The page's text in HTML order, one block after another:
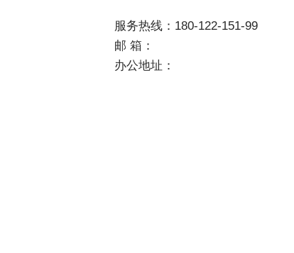
服务热线：180-122-151-99
邮 箱：
办公地址：